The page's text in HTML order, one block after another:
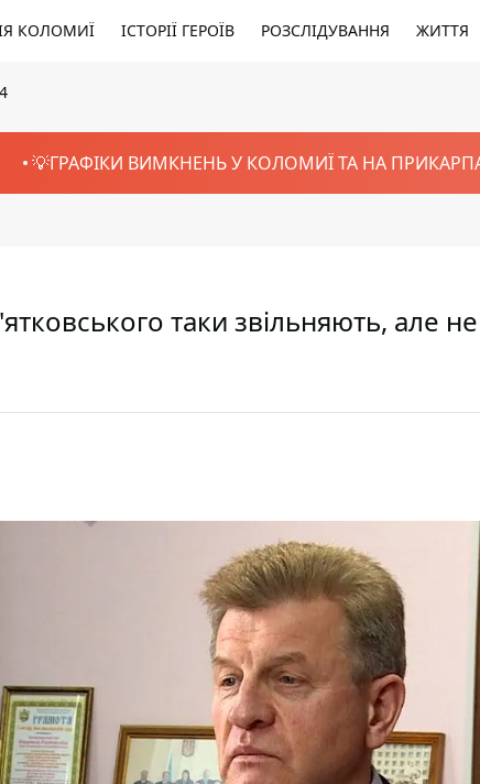
КОЛОМИЇ ІСТОРІЇ ГЕРОЇВ РОЗСЛІДУВАННЯ ЖИТТЯ
💡ГРАФІКИ ВИМКНЕНЬ У КОЛОМИЇ ТА НА
таки звільняють, але не